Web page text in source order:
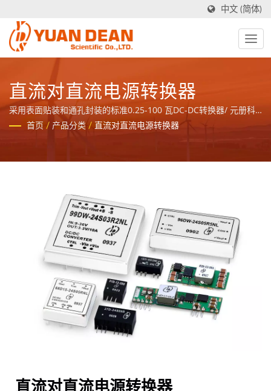
中文 (简体)
直流对直流电源转换器
采用表面贴装和通孔封装的标准0.25-100 瓦DC-DC转换器/ 元册科
技于1990年成立于台湾台南，工厂禾茂电子则在1995年成立于中国
首页 / 产品分类 / 直流对直流电源转换器
直流对直流电源转换器